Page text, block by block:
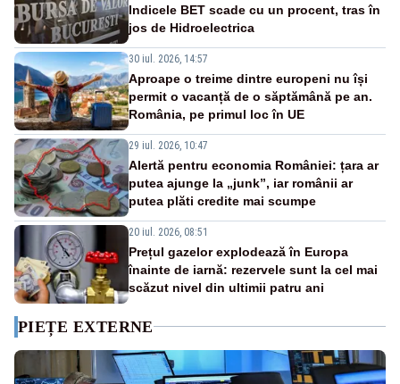
Indicele BET scade cu un procent, tras în
jos de Hidroelectrica
30 iul. 2026, 14:57
Aproape o treime dintre europeni nu își
permit o vacanță de o săptămână pe an.
România, pe primul loc în UE
29 iul. 2026, 10:47
Alertă pentru economia României: țara ar
putea ajunge la „junk”, iar românii ar
putea plăti credite mai scumpe
20 iul. 2026, 08:51
Prețul gazelor explodează în Europa
înainte de iarnă: rezervele sunt la cel mai
scăzut nivel din ultimii patru ani
PIEȚE EXTERNE